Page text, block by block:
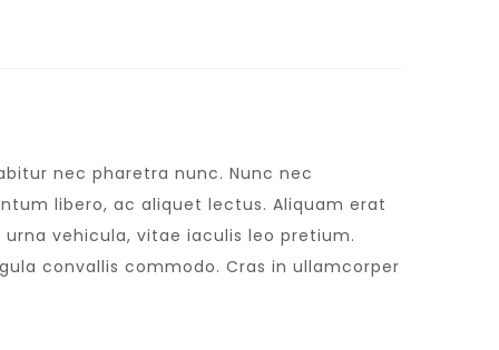
nec pharetra nunc. Nunc nec
libero, ac aliquet lectus. Aliquam erat
vehicula, vitae iaculis leo pretium.
convallis commodo. Cras in ullamcorper